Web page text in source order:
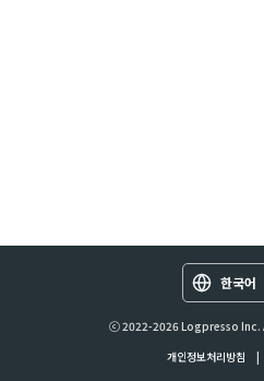
한국어
ⓒ 2022-2026 Logpresso Inc.
개인정보처리방침
|